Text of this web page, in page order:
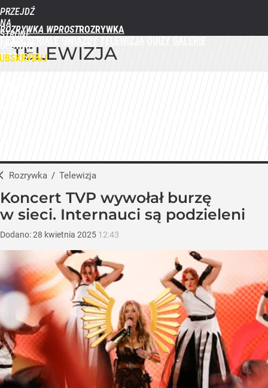
PRZEJDŹ
NA
STRONĘ
GŁÓWNĄ
WPROST.PL
ROZRYWKA WPROST
TELEWIZJA
Rozrywka / Telewizja
Koncert TVP wywołał burzę
w sieci. Internauci są podzieleni
Dodano:28 kwietnia 2025 12:43